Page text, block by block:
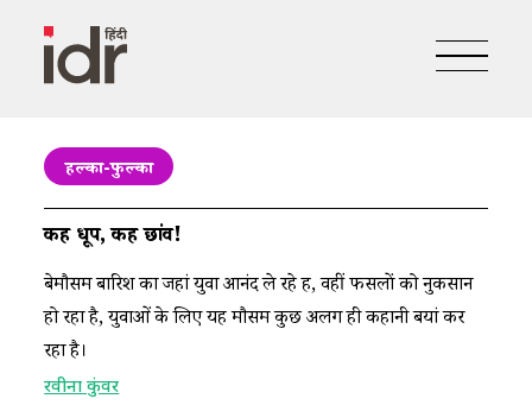
हल्का-फुल्का
कहीं धूप, कहीं छांव!
बेमौसम बारिश का जहां युवा आनंद ले रहे हैं, वहीं फसलों को नुकसान
हो रहा है, युवाओं के लिए यह मौसम कुछ अलग ही कहानी बयां कर
रहा है।
रवीना कुंवर